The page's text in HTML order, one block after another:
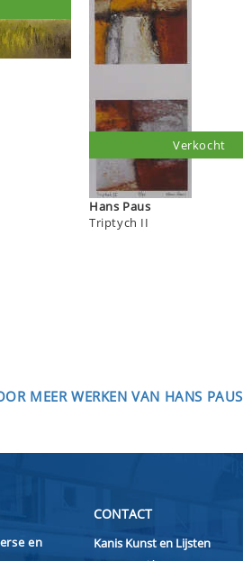
Hans Paus
Triptych II
Verkocht
MEER WERKEN VAN HANS PAUS
en
CONTACT
Kanis Kunst en Lijsten